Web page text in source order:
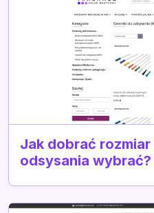
Jak dobrać
odsysania wybrać?